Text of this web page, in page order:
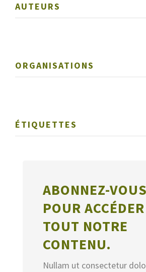
AUTEURS
ORGANISATIONS
ÉTIQUETTES
ABONNEZ-VOUS
POUR
TOUT NOTRE
CONTENU.
Nullam ut consectetur